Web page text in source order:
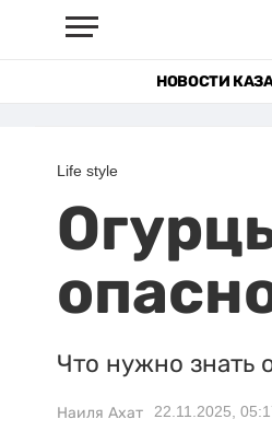
НОВОСТИ
Life style
Что нужно знать
Наиля Ахат 22.11.2025,